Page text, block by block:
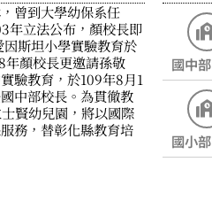
曾到大學幼保系任
年立法公布，顏校長即
斯坦小學實驗教育於
年顏校長更邀請孫敬
驗教育，於109年8月1
中部校長。為貫徹教
賢幼兒園，將以國際
務，替彰化縣教育培
國中部
國小部